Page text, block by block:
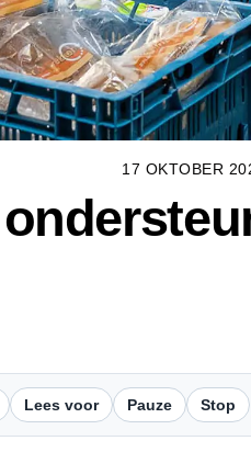
17 OKTOBER
Lees voor Pauze Stop